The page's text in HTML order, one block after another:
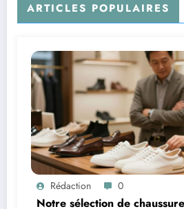
ARTICLES POPULAIRES
Rédaction 0
Notre sélection de